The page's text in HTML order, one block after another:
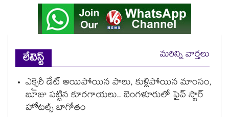
లేటెస్ట్
మరిన్ని వార్తలు
ఎక్సైరీ డేట్ అయిపోయిన పాలు, కుళ్లిపోయిన మాంసం,
బూజు పట్టిన కూరగాయలు.. బెంగళూరులో ఫైవ్ స్టార్
హోటల్స్ బాగోతం